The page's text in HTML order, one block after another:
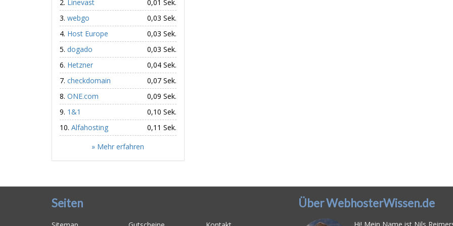
Linevast
0,01 Sek.
webgo
0,03 Sek.
Host Europe
0,03 Sek.
dogado
0,03 Sek.
Hetzner
0,04 Sek.
checkdomain
0,07 Sek.
ONE.com
0,09 Sek.
1&1
0,10 Sek.
Alfahosting
0,11 Sek.
» Mehr erfahren
Seiten Über WebhosterWissen.de